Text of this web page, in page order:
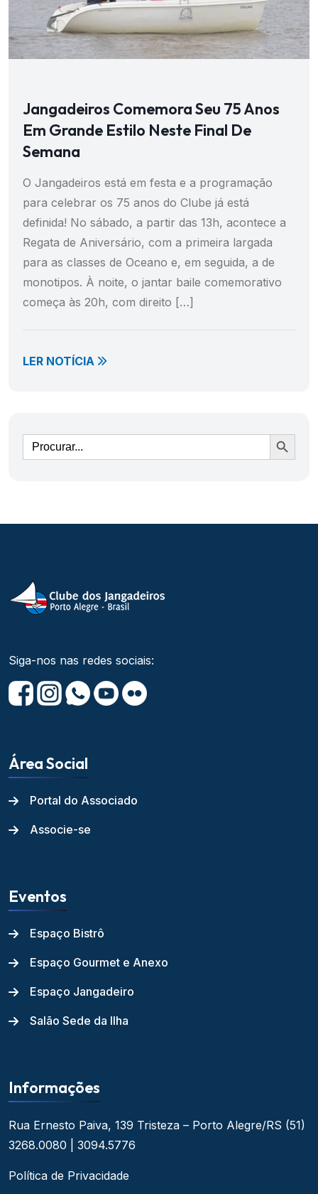
Jangadeiros Comemora Seu 75 Anos
Em Grande Estilo Neste Final De
Semana
O Jangadeiros está em festa e a programação
para celebrar os 75 anos do Clube já está
definida! No sábado, a partir das 13h, acontece a
Regata de Aniversário, com a primeira largada
para as classes de Oceano e, em seguida, a de
monotipos. À noite, o jantar baile comemorativo
começa às 20h, com direito […]
LER NOTÍCIA
Ir
Siga-nos nas redes sociais:
Área Social
Portal do Associado
Associe-se
Eventos
Espaço Bistrô
Espaço Gourmet e Anexo
Espaço Jangadeiro
Salão Sede da Ilha
Informações
Rua Ernesto Paiva, 139 Tristeza – Porto Alegre/RS (51)
3268.0080 | 3094.5776
Política de Privacidade